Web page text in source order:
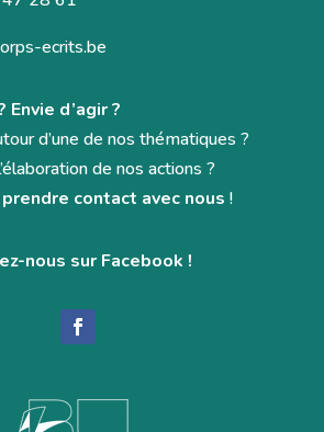
ecrits.be
Envie d’agir ?
d’une de nos thématiques ?
de nos actions ?
prendre contact avec nous !
nous sur Facebook !